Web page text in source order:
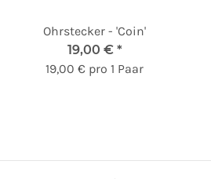
Ohrstecker - 'Coin'
19,00 € *
19,00 € pro 1 Paar